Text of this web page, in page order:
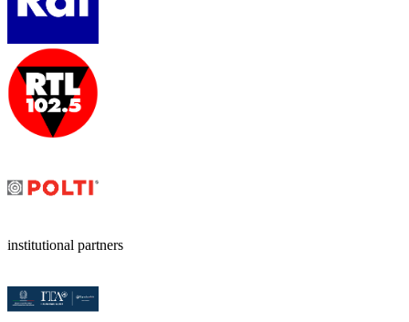
institutional partners